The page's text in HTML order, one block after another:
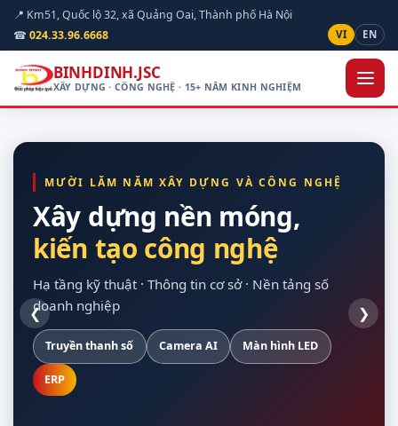
📍 Km51, Quốc lộ 32, xã Quảng Oai, Thành phố Hà Nội
☎ 024.33.96.6668 VI EN
BINHDINH.JSC
XÂY DỰNG · CÔNG NGHỆ · 15+ NĂM KINH NGHIỆM
MƯỜI LĂM NĂM XÂY DỰNG VÀ CÔNG NGHỆ
Xây dựng nền móng,
kiến tạo công nghệ
Hạ tầng kỹ thuật · Thông tin cơ sở · Nền tảng số
doanh nghiệp
Truyền thanh số Camera AI Màn hình LED
ERP
hạ tầng kỹ thuật
Xây dựng dân dụng Giao thông Nội thất
Điện mặt trời
quan sát được hiện
trường
Chuẩn Thông tư 24/2025
cho doanh nghiệp
Nền Odoo Hạ tầng máy chủ Sao lưu tự động
Tuỳ chỉnh theo nghiệp vụ
vòng đời dự án
Khảo sát trên bản đồ số Dự toán theo định mức
Bàn giao đủ tài liệu
❮ ❯